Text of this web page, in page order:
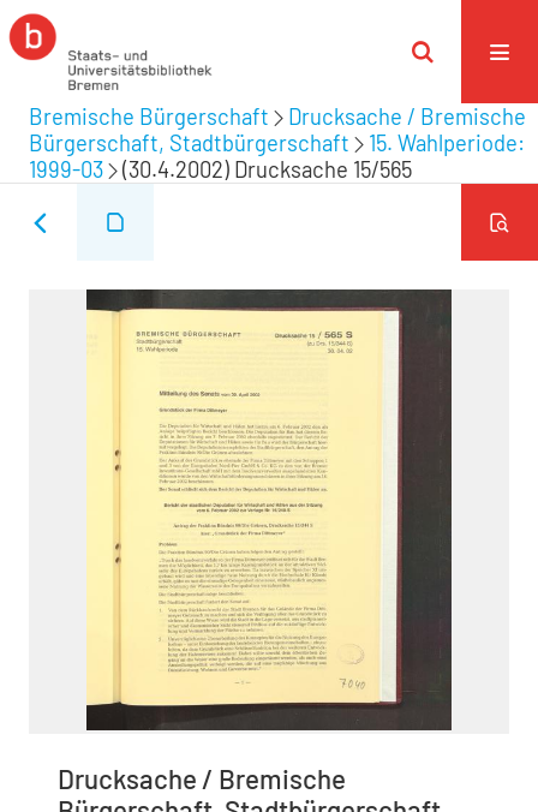
Bremische Bürgerschaft
Drucksache / Bremische
Bürgerschaft, Stadtbürgerschaft
15. Wahlperiode:
1999-03
(30.4.2002) Drucksache 15/565
Drucksache / Bremische